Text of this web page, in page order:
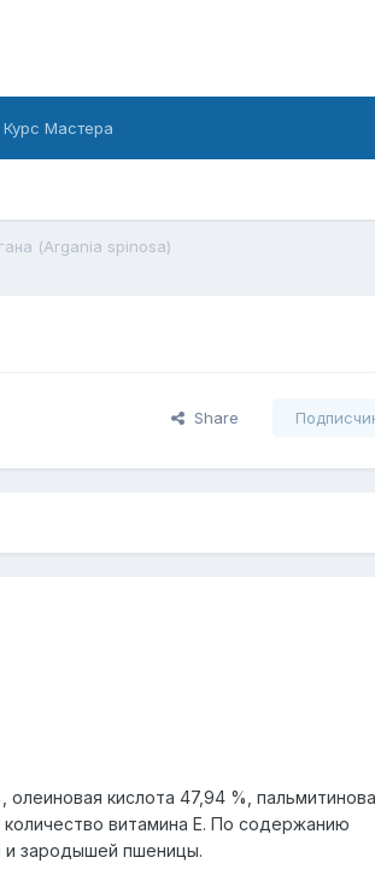
Курс Мастера
(Argania spinosa)
Share
кислота 47,94 %,
витамина Е. По содержанию
и зародышей пшеницы.